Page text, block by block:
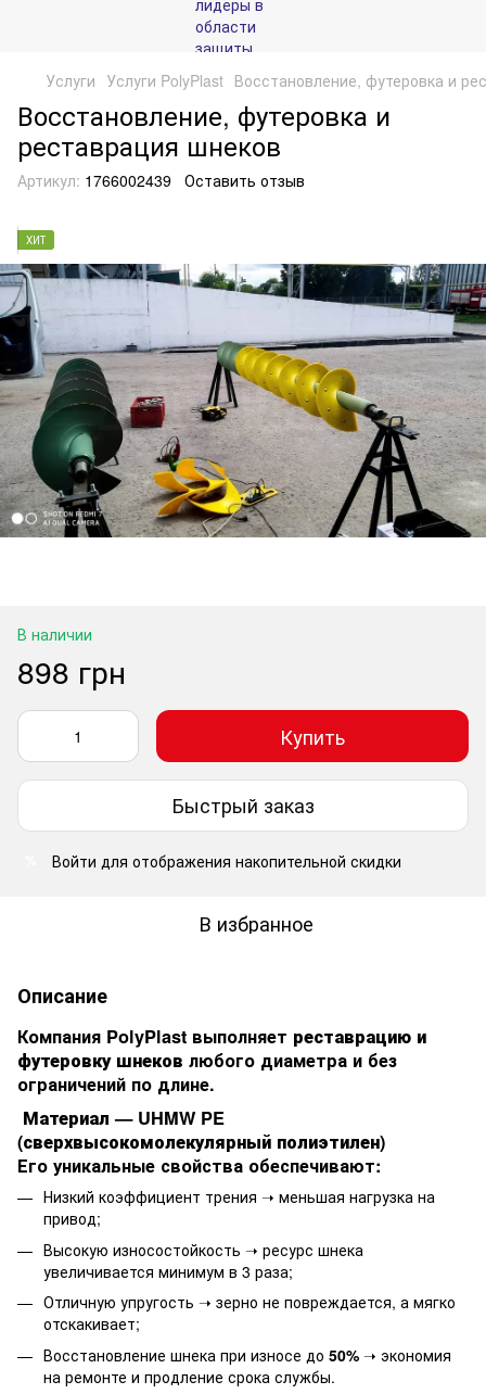
Услуги Услуги PolyPlast Восстановление, футеровка и
Восстановление, футеровка и
реставрация шнеков
Артикул: 1766002439 Оставить отзыв
ХИТ
В наличии
898 грн
Купить
Быстрый заказ
Войти для отображения накопительной скидки
В избранное
Описание
Компания PolyPlast выполняет реставрацию и
футеровку шнеков любого диаметра и без
ограничений по длине.
Материал — UHMW PE
(сверхвысокомолекулярный полиэтилен)
Его уникальные свойства обеспечивают:
Низкий коэффициент трения ➝ меньшая нагрузка на
привод;
Высокую износостойкость ➝ ресурс шнека
увеличивается минимум в 3 раза;
Отличную упругость ➝ зерно не повреждается, а мягко
отскакивает;
Восстановление шнека при износе до 50% ➝ экономия
на ремонте и продление срока службы.